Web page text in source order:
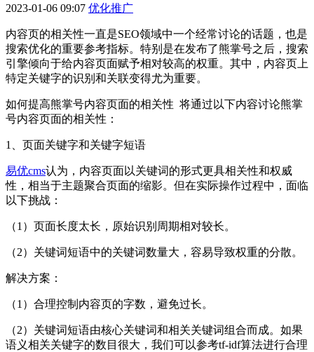
2023-01-06 09:07 优化推广
内容页的相关性一直是SEO领域中一个经常讨论的话题，也是
搜索优化的重要参考指标。特别是在发布了熊掌号之后，搜索
引擎倾向于给内容页面赋予相对较高的权重。其中，内容页上
特定关键字的识别和关联变得尤为重要。
如何提高熊掌号内容页面的相关性 将通过以下内容讨论熊掌
号内容页面的相关性：
1、页面关键字和关键字短语
易优cms认为，内容页面以关键词的形式更具相关性和权威
性，相当于主题聚合页面的缩影。但在实际操作过程中，面临
以下挑战：
（1）页面长度太长，原始识别周期相对较长。
（2）关键词短语中的关键词数量大，容易导致权重的分散。
解决方案：
（1）合理控制内容页的字数，避免过长。
（2）关键词短语由核心关键词和相关关键词组合而成。如果
语义相关关键字的数目很大，我们可以参考tf-idf算法进行合理